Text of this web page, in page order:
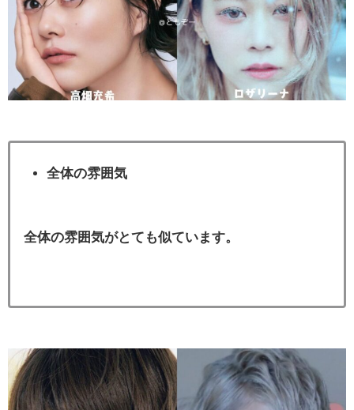
全体の雰囲気
全体の雰囲気がとても似ています。